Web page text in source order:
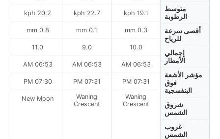
متوسط
الرطوبة
أقصى سرعة
للرياح
إجمالي
الأمطار
مؤشر الأشعة
فوق
البنفسجية
شروق
الشمس
غروب
الشمس
19.1 kph
0.3 mm
10.0
06:53 AM
07:31 PM
Waning
Crescent
22.7 kph
0.1 mm
9.0
06:53 AM
07:31 PM
Waning
Crescent
20.2 kph
0.8 mm
11.0
06:53 AM
07:30 PM
New Moon